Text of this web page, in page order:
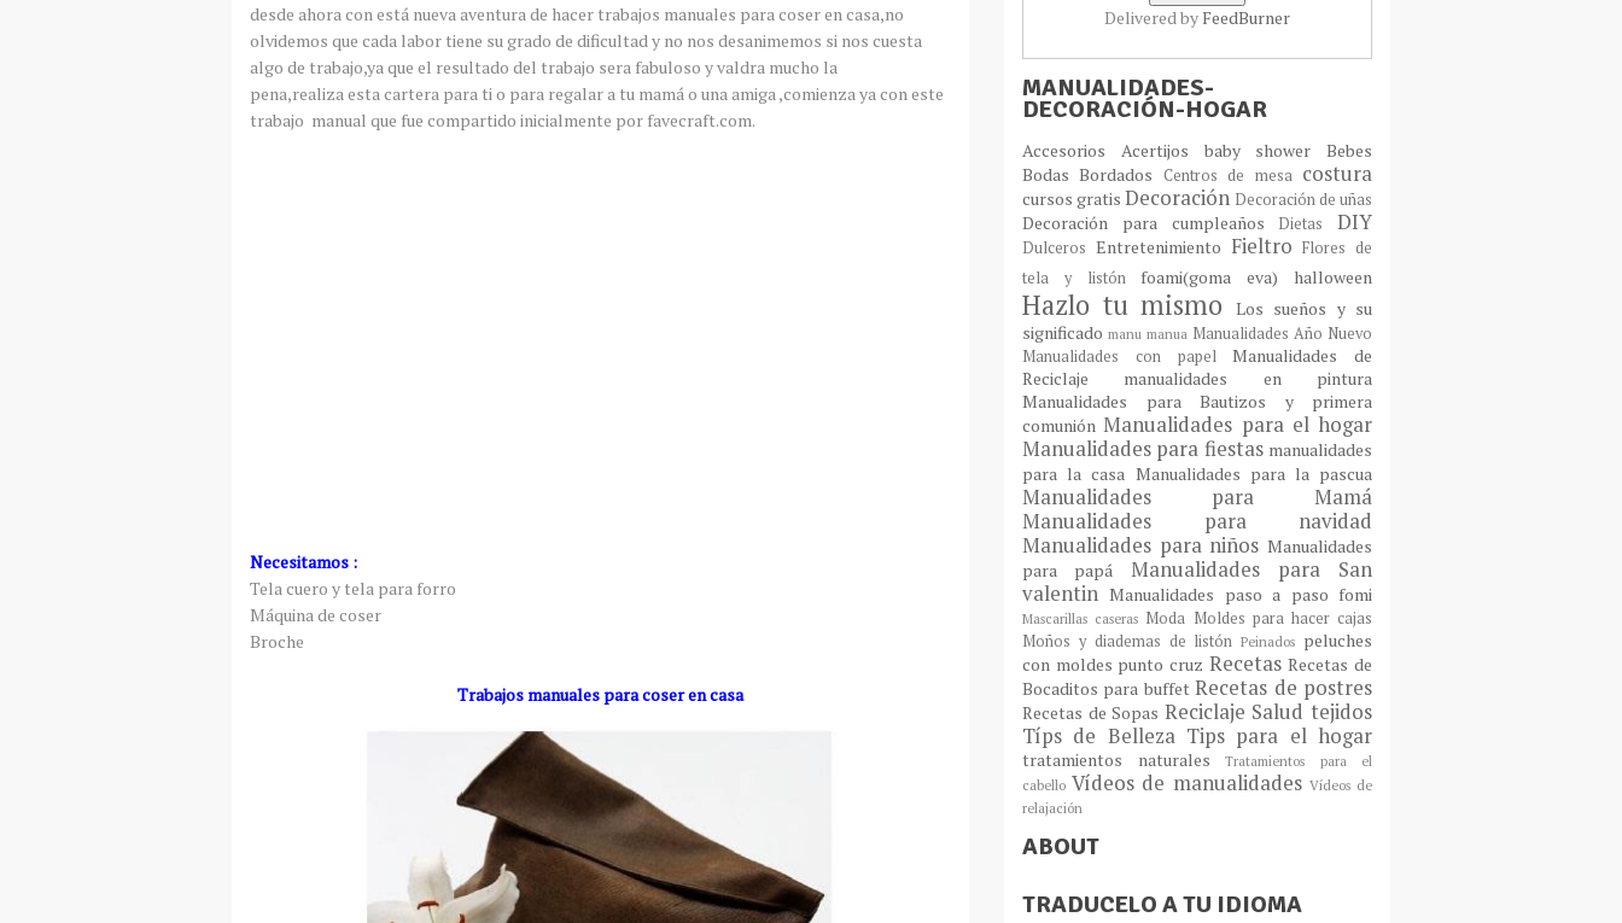
desde ahora con está nueva aventura de hacer trabajos manuales para coser en casa,no
olvidemos que cada labor tiene su grado de dificultad y no nos desanimemos si nos cuesta
algo de trabajo,ya que el resultado del trabajo sera fabuloso y valdra mucho la
pena,realiza esta cartera para ti o para regalar a tu mamá o una amiga ,comienza ya con este
trabajo manual que fue compartido inicialmente por favecraft.com.
Necesitamos :
Tela cuero y tela para forro
Máquina de coser
Broche
Trabajos manuales para coser en casa
Delivered by FeedBurner
MANUALIDADES-
DECORACIÓN-HOGAR
Accesorios Acertijos baby shower Bebes
BodasBordados Centros de mesa costura
cursos gratis Decoración Decoración de uñas
Decoración para cumpleaños Dietas DIY
Dulceros Entretenimiento FieltroFlores de
tela y listón foami(goma eva) halloween
Hazlo tu mismo
Los sueños y su
significado manu manua Manualidades Año Nuevo
Manualidades con papelManualidades de
Reciclaje manualidades en pintura
Manualidades para Bautizos y primera
comuniónManualidades para el hogar
Manualidades para fiestas manualidades
para la casa Manualidades para la pascua
Manualidades para Mamá
Manualidades para navidad
Manualidades para niños Manualidades
para papá Manualidades para San
valentinManualidades paso a paso fomi
Mascarillas caseras Moda Moldes para hacer cajas
Moños y diademas de listónPeinados peluches
con moldes punto cruz RecetasRecetas de
Bocaditos para buffetRecetas de postres
Recetas de Sopas Reciclaje Saludtejidos
Típs de Belleza Tips para el hogar
tratamientos naturales
Tratamientos para el
cabello Vídeos de manualidades Vídeos de
relajación
ABOUT
TRADUCELO A TU IDIOMA